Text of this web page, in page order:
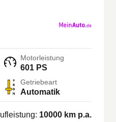
Motorleistung
601 PS
Getriebeart
Automatik
10000 km p.a.